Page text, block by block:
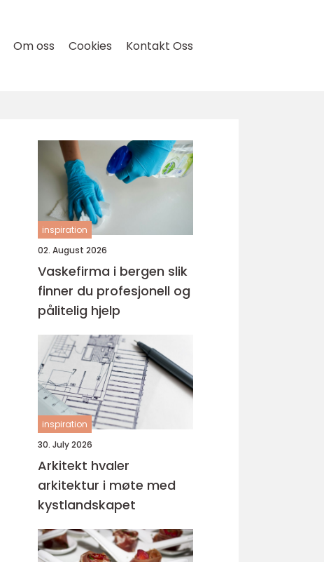
Om oss Cookies Kontakt Oss
inspiration
02. August 2026
Vaskefirma i bergen slik
finner du profesjonell og
pålitelig hjelp
inspiration
30. July 2026
Arkitekt hvaler
arkitektur i møte med
kystlandskapet